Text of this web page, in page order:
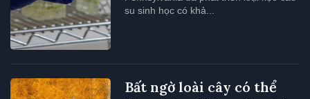
su sinh học có khả...
Bất ngờ loài cây có thể